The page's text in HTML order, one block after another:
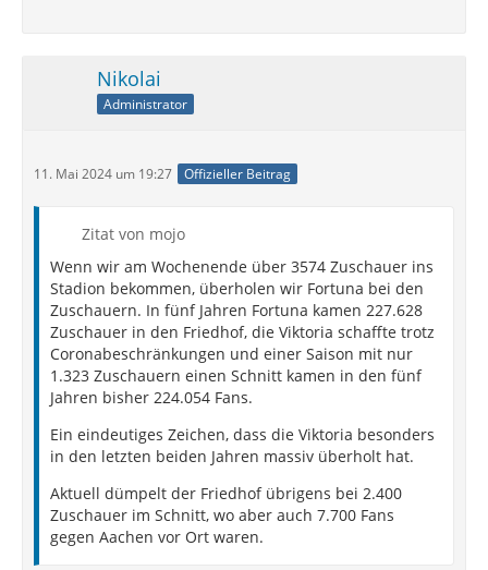
Nikolai
Administrator
11. Mai 2024 um 19:27 Offizieller Beitrag
Zitat von mojo
Wenn wir am Wochenende über 3574 Zuschauer ins
Stadion bekommen, überholen wir Fortuna bei den
Zuschauern. In fünf Jahren Fortuna kamen 227.628
Zuschauer in den Friedhof, die Viktoria schaffte trotz
Coronabeschränkungen und einer Saison mit nur
1.323 Zuschauern einen Schnitt kamen in den fünf
Jahren bisher 224.054 Fans.
Ein eindeutiges Zeichen, dass die Viktoria besonders
in den letzten beiden Jahren massiv überholt hat.
Aktuell dümpelt der Friedhof übrigens bei 2.400
Zuschauer im Schnitt, wo aber auch 7.700 Fans
gegen Aachen vor Ort waren.